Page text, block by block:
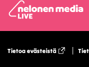
Tietoa evästeistä